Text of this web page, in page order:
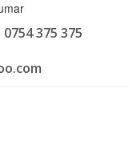
0754 375 375